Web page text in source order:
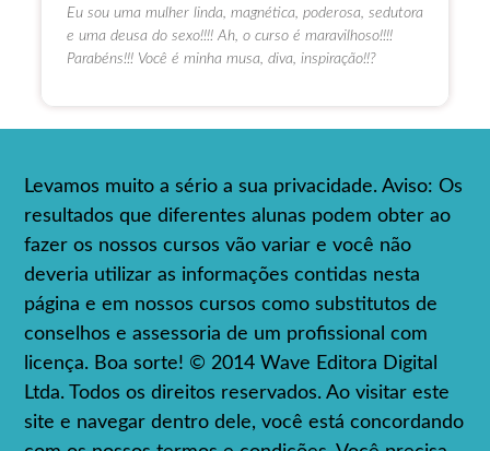
Eu sou uma mulher linda, magnética, poderosa, sedutora
e uma deusa do sexo!!!! Ah, o curso é maravilhoso!!!!
Parabéns!!! Você é minha musa, diva, inspiração!!?
Levamos muito a sério a sua privacidade. Aviso: Os
resultados que diferentes alunas podem obter ao
fazer os nossos cursos vão variar e você não
deveria utilizar as informações contidas nesta
página e em nossos cursos como substitutos de
conselhos e assessoria de um profissional com
licença. Boa sorte! © 2014 Wave Editora Digital
Ltda. Todos os direitos reservados. Ao visitar este
site e navegar dentro dele, você está concordando